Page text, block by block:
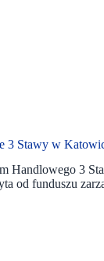
3 Stawy w
Handlowego 3
od funduszu